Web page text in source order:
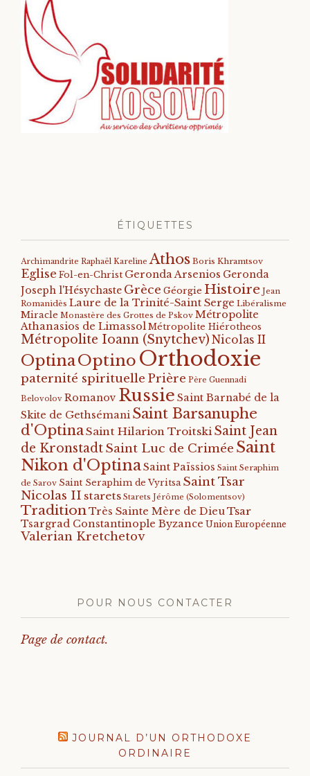
ÉTIQUETTES
Archimandrite Raphaël Kareline Athos Boris Khramtsov
Eglise Fol-en-Christ Geronda Arsenios Geronda
Joseph l'Hésychaste Grèce Géorgie Histoire Jean
Romanidès Laure de la Trinité-Saint Serge Libéralisme
Miracle Monastère des Grottes de Pskov Métropolite
Athanasios de Limassol Métropolite Hiérotheos
Métropolite Ioann (Snytchev) Nicolas II
OptinaOptino Orthodoxie
paternité spirituelle Prière Père Guennadi
Belovolov Romanov Russie Saint Barnabé de la
Skite de Gethsémani Saint Barsanuphe
d'OptinaSaint Hilarion Troitski Saint Jean
de KronstadtSaint Luc de Crimée Saint
Nikon d'OptinaSaint Païssios Saint Seraphim
de Sarov Saint Seraphim de Vyritsa Saint Tsar
Nicolas II starets Starets Jérôme (Solomentsov)
TraditionTrès Sainte Mère de DieuTsar
Tsargrad Constantinople Byzance Union Européenne
Valerian Kretchetov
POUR NOUS CONTACTER
Page de contact.
JOURNAL D’UN ORTHODOXE
ORDINAIRE